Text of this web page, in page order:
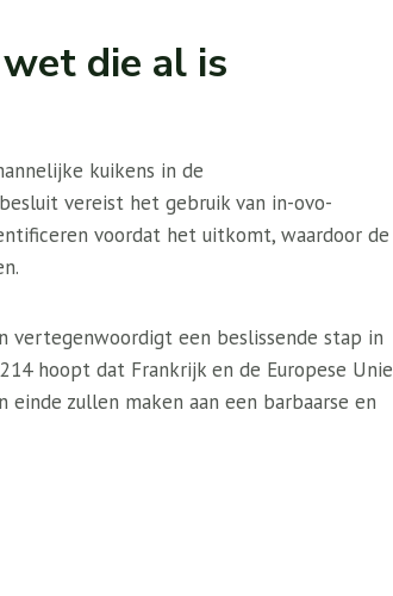
die al is
kuikens in de
vereist het gebruik van in-ovo-
voordat het uitkomt, waardoor de
een beslissende stap in
hoopt dat Frankrijk en de Europese Unie
zullen maken aan een barbaarse en